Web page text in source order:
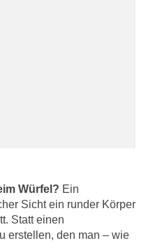
Würfel? Ein
Sicht ein runder Körper
Statt einen
erstellen, den man – wie